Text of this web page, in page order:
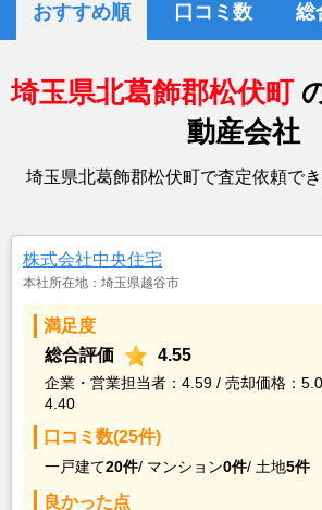
おすすめ順 口コミ数 総
埼玉県北葛飾郡松伏町
動産会社
埼玉県北葛飾郡松伏町で査定依頼で
株式会社中央住宅
本社所在地：埼玉県越谷市
満足度
総合評価
4.55
企業・営業担当者：4.59 / 売却価格：
4.40
口コミ数(25件)
一戸建て20件/ マンション0件/ 土地5件
良かった点